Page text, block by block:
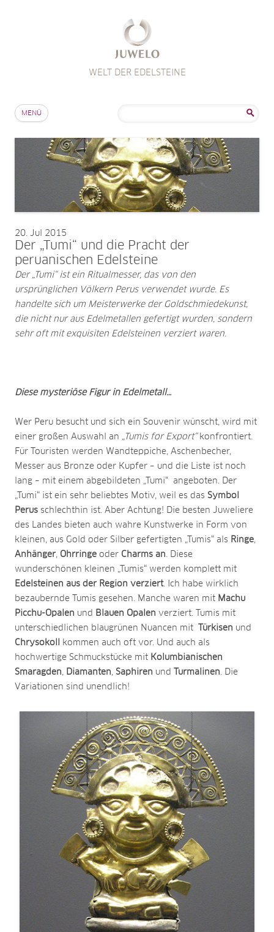
WELT DER EDELSTEINE
MENÜ
20 Jul 2015
Der „Tumi“ und die Pracht der
peruanischen Edelsteine
Der „Tumi“ ist ein Ritualmesser, das von den
ursprünglichen Völkern Perus verwendet wurde. Es
handelte sich um Meisterwerke der Goldschmiedekunst,
die nicht nur aus Edelmetallen gefertigt wurden, sondern
sehr oft mit exquisiten Edelsteinen verziert waren.
Diese mysteriöse Figur in Edelmetall…
Wer Peru besucht und sich ein Souvenir wünscht, wird mit
einer großen Auswahl an
„Tumis for Export“ konfrontiert.
Für Touristen werden Wandteppiche, Aschenbecher,
Messer aus Bronze oder Kupfer – und die Liste ist noch
lang – mit einem abgebildeten „Tumi“ angeboten. Der
„Tumi“ ist ein sehr beliebtes Motiv, weil es das Symbol
Perus schlechthin ist. Aber Achtung! Die besten Juweliere
des Landes bieten auch wahre Kunstwerke in Form von
kleinen, aus Gold oder Silber gefertigten „Tumis“ als Ringe
Anhänger Ohrringe oder Charms an . Diese
wunderschönen kleinen „Tumis“ werden komplett mit
Edelsteinen aus der Region verziert. Ich habe wirklich
bezaubernde Tumis gesehen. Manche waren mit Machu
Picchu-Opalen und Blauen Opalen verziert. Tumis mit
unterschiedlichen blaugrünen Nuancen mit
Türkisen und
Chrysokoll
kommen auch oft vor. Und auch als
hochwertige Schmuckstücke mit Kolumbianischen
Smaragden
Diamanten Saphiren und Turmalinen . Die
Variationen sind unendlich!